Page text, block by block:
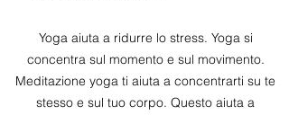
Yoga aiuta a ridurre lo stress. Yoga si
concentra sul momento e sul movimento.
Meditazione yoga ti aiuta a concentrarti su te
stesso e sul tuo corpo. Questo aiuta a